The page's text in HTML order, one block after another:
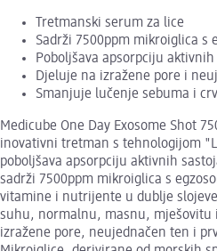
Tretmanski serum za lice
Sadrži 7500ppm mikroiglica s
Poboljšava apsorpciju aktivnih
Djeluje na izražene pore i
Smanjuje lučenje sebuma i
Medicube One Day Exosome Shot
inovativni tretman s tehnologijom
poboljšava apsorpciju aktivnih
sadrži 7500ppm mikroiglica s
vitamine i nutrijente u dublje
suhu, normalnu, masnu, mješovitu
izražene pore, neujednačen ten i